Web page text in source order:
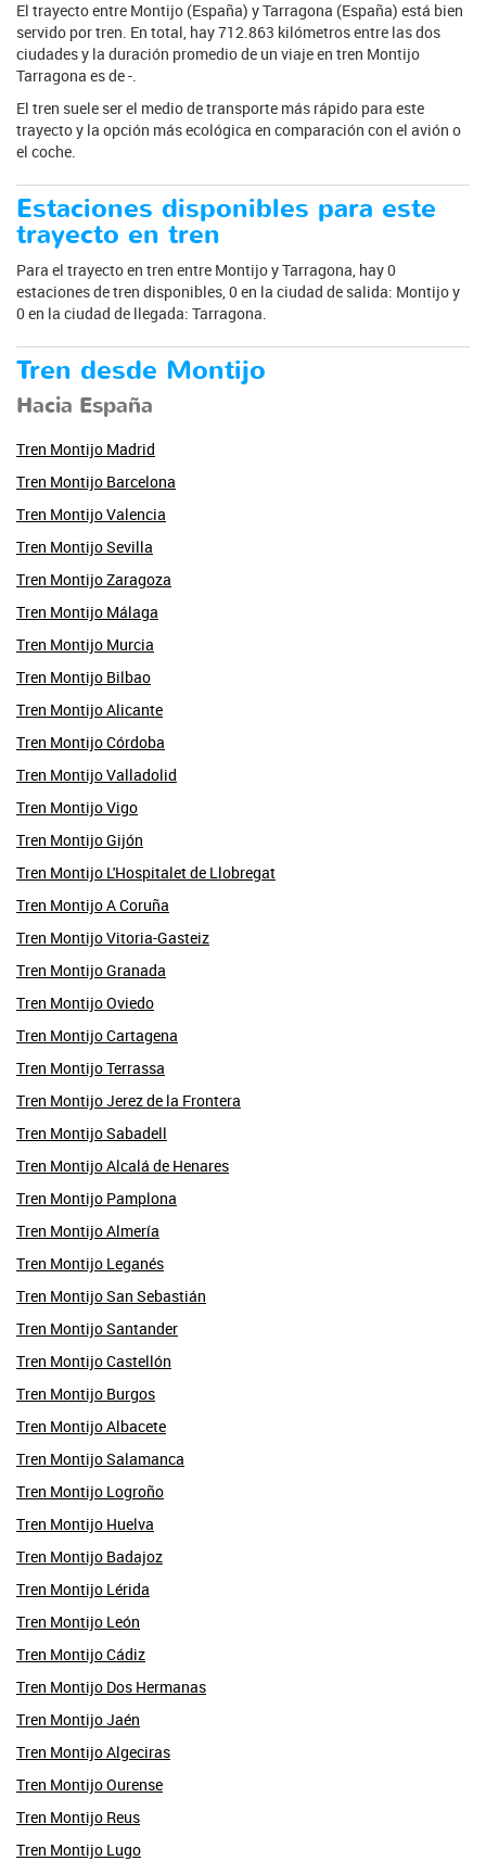
El trayecto entre Montijo (España) y Tarragona (España) está bien
servido por tren. En total, hay 712.863 kilómetros entre las dos
ciudades y la duración promedio de un viaje en tren Montijo
Tarragona es de -.
El tren suele ser el medio de transporte más rápido para este
trayecto y la opción más ecológica en comparación con el avión o
el coche.
Estaciones disponibles para este
trayecto en tren
Para el trayecto en tren entre Montijo y Tarragona, hay 0
estaciones de tren disponibles, 0 en la ciudad de salida: Montijo y
0 en la ciudad de llegada: Tarragona.
Tren desde Montijo
Hacia España
Tren Montijo Madrid
Tren Montijo Barcelona
Tren Montijo Valencia
Tren Montijo Sevilla
Tren Montijo Zaragoza
Tren Montijo Málaga
Tren Montijo Murcia
Tren Montijo Bilbao
Tren Montijo Alicante
Tren Montijo Córdoba
Tren Montijo Valladolid
Tren Montijo Vigo
Tren Montijo Gijón
Tren Montijo L'Hospitalet de Llobregat
Tren Montijo A Coruña
Tren Montijo Vitoria-Gasteiz
Tren Montijo Granada
Tren Montijo Oviedo
Tren Montijo Cartagena
Tren Montijo Terrassa
Tren Montijo Jerez de la Frontera
Tren Montijo Sabadell
Tren Montijo Alcalá de Henares
Tren Montijo Pamplona
Tren Montijo Almería
Tren Montijo Leganés
Tren Montijo San Sebastián
Tren Montijo Santander
Tren Montijo Castellón
Tren Montijo Burgos
Tren Montijo Albacete
Tren Montijo Salamanca
Tren Montijo Logroño
Tren Montijo Huelva
Tren Montijo Badajoz
Tren Montijo Lérida
Tren Montijo León
Tren Montijo Cádiz
Tren Montijo Dos Hermanas
Tren Montijo Jaén
Tren Montijo Algeciras
Tren Montijo Ourense
Tren Montijo Reus
Tren Montijo Lugo